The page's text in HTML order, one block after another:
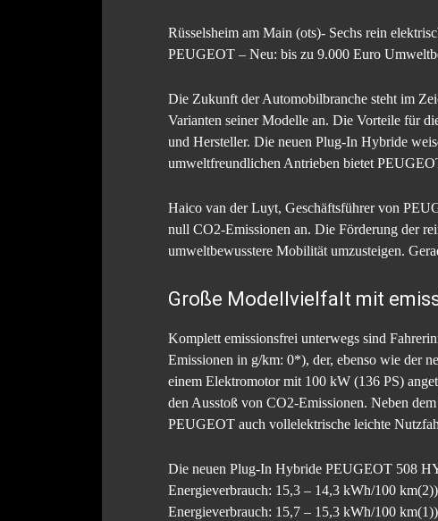
Rüsselsheim am Main (ots)- Sechs rein
PEUGEOT – Neu: bis zu 9.000 Euro
Die Zukunft der Automobilbranche steht im
Varianten seiner Modelle an. Die Vorteile für
und Hersteller. Die neuen Plug-In Hybride
umweltfreundlichen Antrieben bietet
Haico van der Luyt, Geschäftsführer von
null CO2-Emissionen an. Die Förderung der
umweltbewusstere Mobilität umzusteigen.
Große Modellvielfalt mit
Komplett emissionsfrei unterwegs sind
Emissionen in g/km: 0*), der, ebenso wie der
einem Elektromotor mit 100 kW (136 PS)
den Ausstoß von CO2-Emissionen. Neben
PEUGEOT auch vollelektrische leichte
Die neuen Plug-In Hybride PEUGEOT 508
Energieverbrauch: 15,3 – 14,3 kWh/100
Energieverbrauch: 15,7 – 15,3 kWh/100